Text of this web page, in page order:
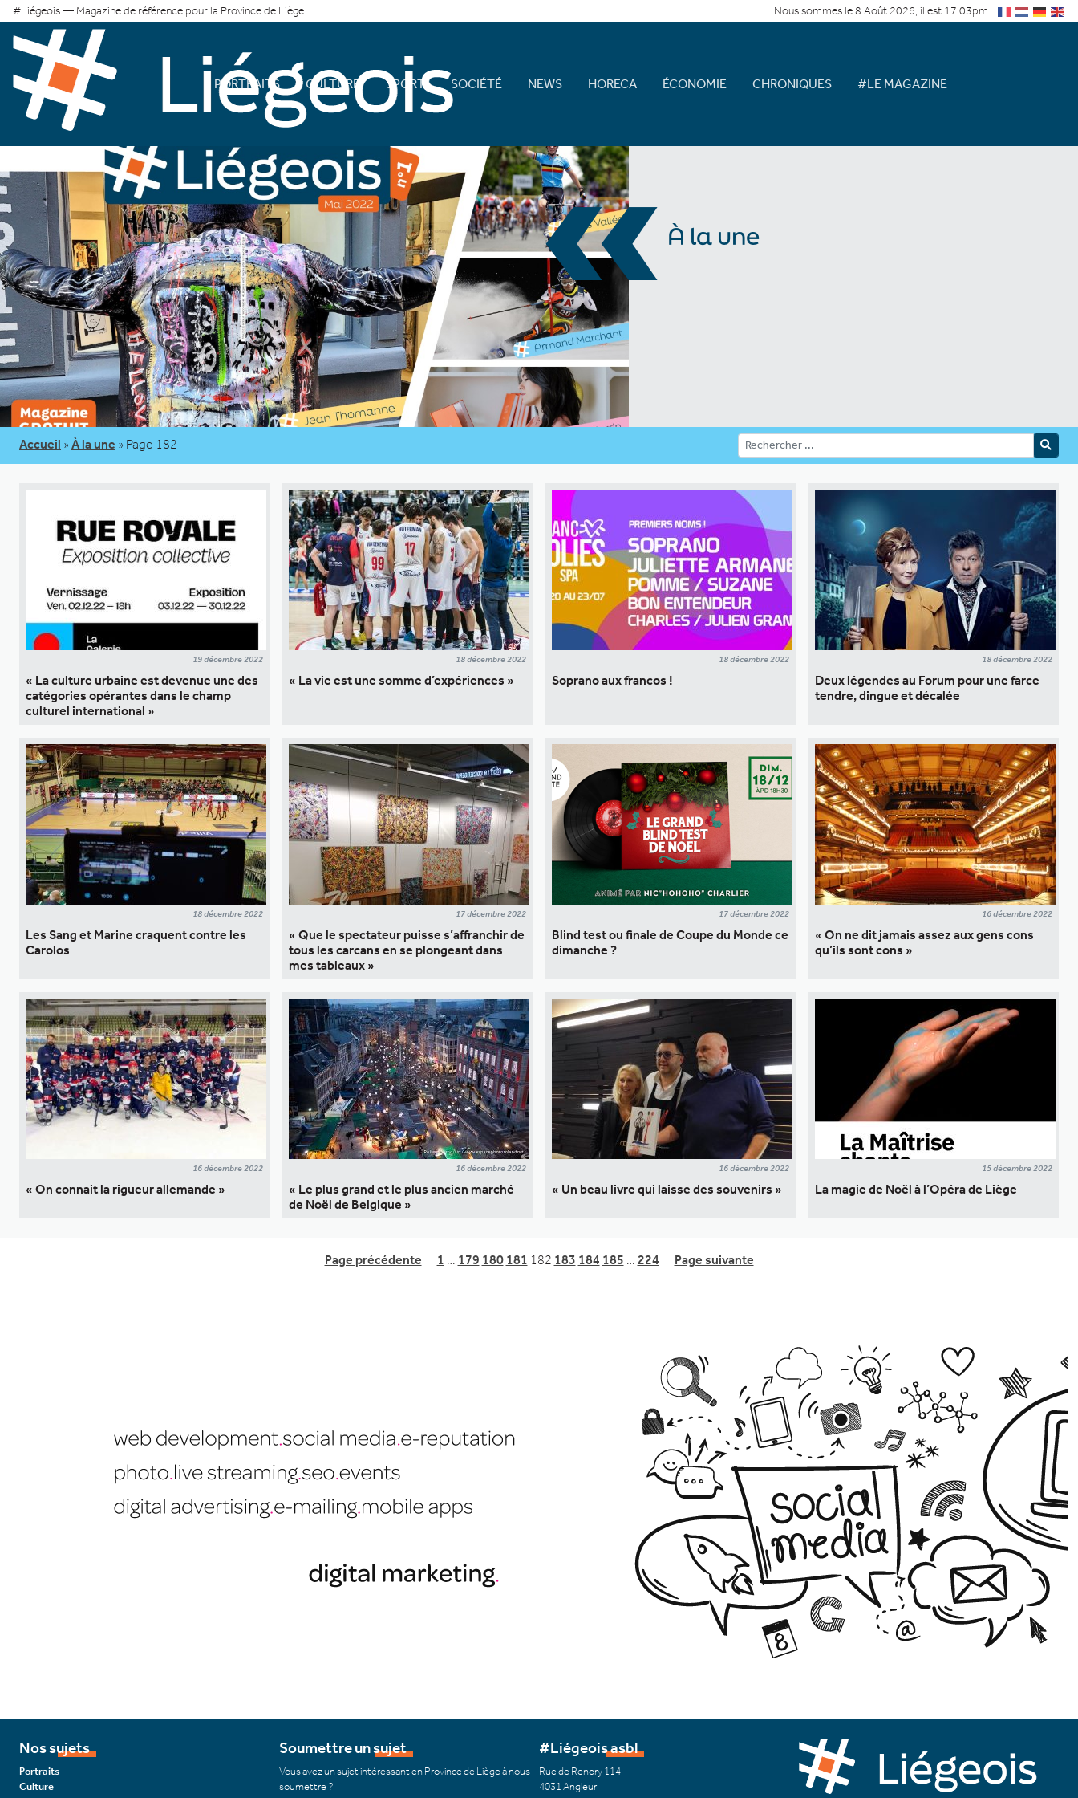
#Liégeois — Magazine de référence pour la Province de Liège Nous sommes le 8 Août 2026, il est 17:03pm
PORTRAITS CULTURE SPORT SOCIÉTÉ NEWS HORECA ÉCONOMIE CHRONIQUES #LE MAGAZINE
«À la une
Accueil » À la une » Page 182
19 décembre 2022
« La culture urbaine est devenue une des
catégories opérantes dans le champ
culturel international »
18 décembre 2022
« La vie est une somme d’expériences »
18 décembre 2022
Soprano aux francos !
18 décembre 2022
Deux légendes au Forum pour une farce
tendre, dingue et décalée
18 décembre 2022
Les Sang et Marine craquent contre les
Carolos
17 décembre 2022
« Que le spectateur puisse s’affranchir de
tous les carcans en se plongeant dans
mes tableaux »
17 décembre 2022
Blind test ou finale de Coupe du Monde ce
dimanche ?
16 décembre 2022
« On ne dit jamais assez aux gens cons
qu’ils sont cons »
16 décembre 2022
« On connait la rigueur allemande »
16 décembre 2022
« Le plus grand et le plus ancien marché
de Noël de Belgique »
16 décembre 2022
« Un beau livre qui laisse des souvenirs »
15 décembre 2022
La magie de Noël à l’Opéra de Liège
Page précédente 1 … 179 180 181 182 183 184 185 … 224 Page suivante
Nos sujets
Portraits
Culture
Soumettre un sujet
Vous avez un sujet intéressant en Province de Liège à nous
soumettre ?
#Liégeois asbl
Rue de Renory 114
4031 Angleur